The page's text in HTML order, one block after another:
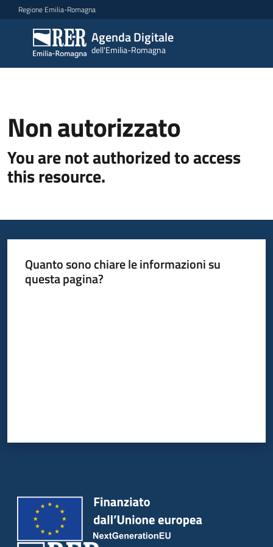
Vai al contenuto
Vai alla navigazione
Vai al footer
Regione Emilia-Romagna
Agenda Digitale
dell'Emilia-Romagna
Agenda
Digitale
dell'Emilia-
Novità
Strategia
Dati
del
territorio
Non autorizzato
You are not authorized to access
this resource.
Quanto sono chiare le informazioni su
questa pagina?